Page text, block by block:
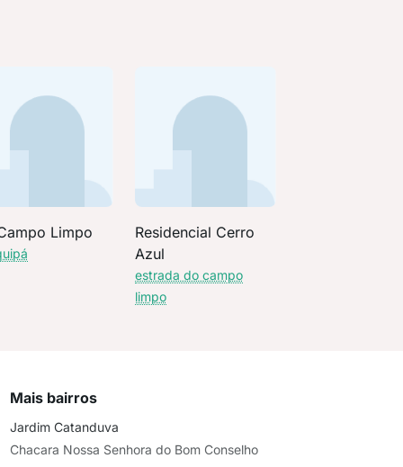
Limpo
Residencial Cerro
Azul
estrada do campo
limpo
Mais bairros
Jardim Catanduva
Chacara Nossa Senhora do Bom Conselho